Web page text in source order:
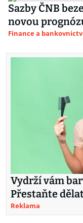
Sazby ČNB
novou
Finance a
Vydrží vám
Přestaňte
Reklama